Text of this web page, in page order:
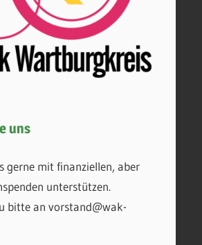
uns
gerne mit finanziellen, aber
unterstützen.
bitte an vorstand@wak-